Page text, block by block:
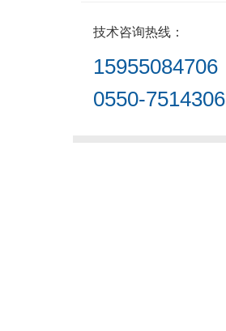
技术咨询热线：
15955084706
0550-7514306